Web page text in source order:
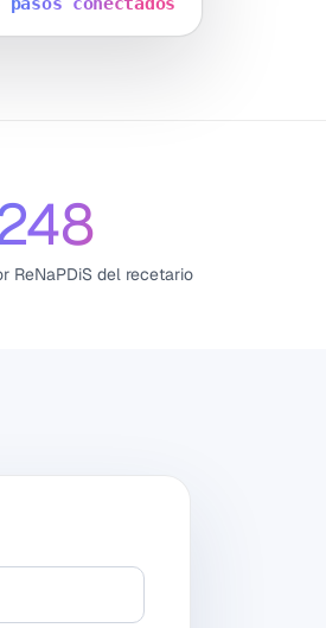
ReNaPDiS del recetario